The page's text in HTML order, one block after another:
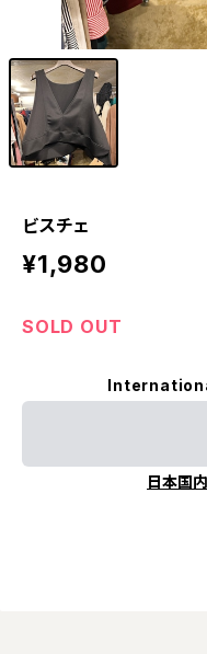
ビスチェ
¥1,980
SOLD OUT
日本国